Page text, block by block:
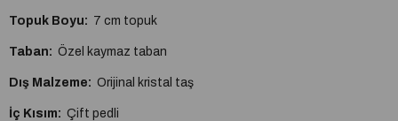
Topuk Boyu: 7 cm topuk
Taban: Özel kaymaz taban
Dış Malzeme: Orijinal kristal taş
İç Kısım: Çift pedli